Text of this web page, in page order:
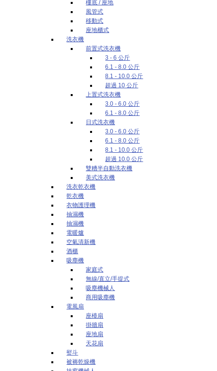
樓底 / 座地
風管式
移動式
座地櫃式
洗衣機
前置式洗衣機
3 - 6 公斤
6.1 - 8.0 公斤
8.1 - 10.0 公斤
超過 10 公斤
上置式洗衣機
3.0 - 6.0 公斤
6.1 - 8.0 公斤
日式洗衣機
3.0 - 6.0 公斤
6.1 - 8.0 公斤
8.1 - 10.0 公斤
超過 10.0 公斤
雙糟半自動洗衣機
美式洗衣機
洗衣乾衣機
乾衣機
衣物護理機
抽濕機
抽濕機
電暖爐
空氣清新機
酒櫃
吸塵機
家庭式
無線/直立/手提式
吸塵機械人
商用吸塵機
電風扇
座檯扇
掛牆扇
座地扇
天花扇
熨斗
被褥乾燥機